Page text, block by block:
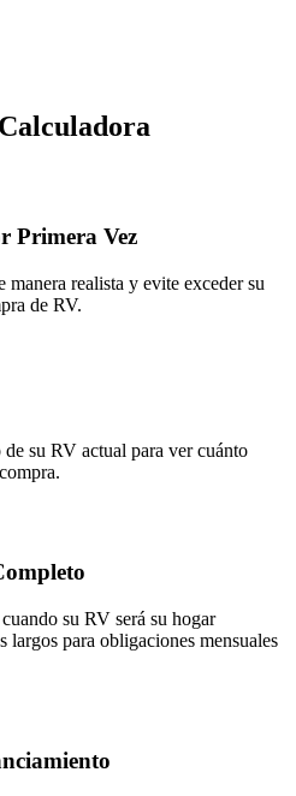
Primera Vez
manera realista y evite exceder su
de RV.
su RV actual para ver cuánto
su RV será su hogar
largos para obligaciones mensuales